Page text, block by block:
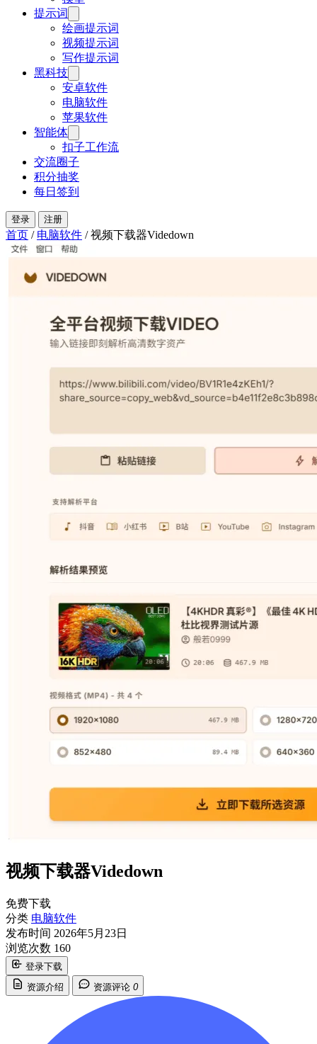
提示词
绘画提示词
视频提示词
写作提示词
黑科技
安卓软件
电脑软件
苹果软件
智能体
扣子工作流
交流圈子
积分抽奖
每日签到
登录 注册
首页 / 电脑软件 / 视频下载器Videdown
视频下载器Videdown
免费下载
分类 电脑软件
发布时间 2026年5月23日
浏览次数 160
登录下载
资源介绍
资源评论 0